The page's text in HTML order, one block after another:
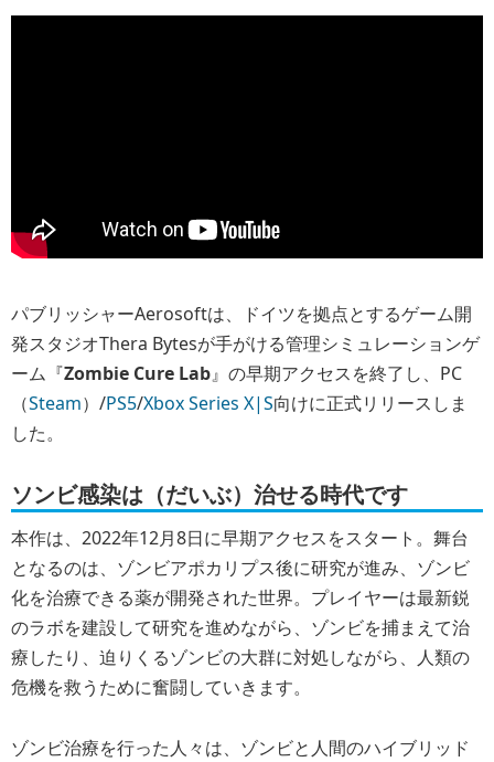
パブリッシャーAerosoftは、ドイツを拠点とするゲーム開
発スタジオThera Bytesが手がける管理シミュレーションゲ
ーム『Zombie Cure Lab』の早期アクセスを終了し、PC
（Steam）/PS5/Xbox Series X|S向けに正式リリースしま
した。
ソンビ感染は（だいぶ）治せる時代です
本作は、2022年12月8日に早期アクセスをスタート。舞台
となるのは、ゾンビアポカリプス後に研究が進み、ゾンビ
化を治療できる薬が開発された世界。プレイヤーは最新鋭
のラボを建設して研究を進めながら、ゾンビを捕まえて治
療したり、迫りくるゾンビの大群に対処しながら、人類の
危機を救うために奮闘していきます。
ゾンビ治療を行った人々は、ゾンビと人間のハイブリッド